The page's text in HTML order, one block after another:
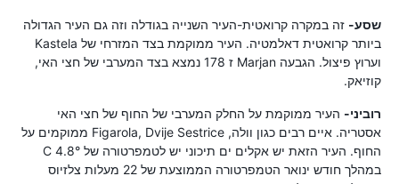
שסע- זה במקרה קרואטית-העיר השנייה בגודלה וזה גם העיר הגדולה
ביותר קרואטית דאלמטיה. העיר ממוקמת בצד המזרחי של Kastela
וערוץ פיצול. הגבעה Marjan ז 178 נמצא בצד המערבי של חצי האי,
קוזיאק.
רוביני- העיר ממוקמת על החלק המערבי של החוף של חצי האי
אסטריה. איים רבים כגון וולה, Figarola, Dvije Sestrice ממוקמים על
החוף. העיר הזאת יש אקלים ים תיכוני יש לטמפרטורה של 4.8° C
במהלך חודש ינואר הטמפרטורה הממוצעת של 22 מעלות צלזיוס